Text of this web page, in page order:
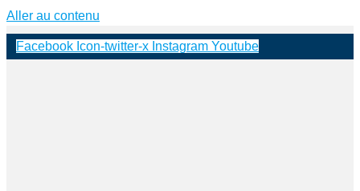
Aller au contenu
Facebook Icon-twitter-x Instagram Youtube